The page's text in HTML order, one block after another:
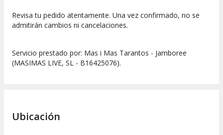
Revisa tu pedido atentamente. Una vez confirmado, no se
admitirán cambios ni cancelaciones.
Servicio prestado por: Mas i Mas Tarantos - Jamboree
(MASIMAS LIVE, SL - B16425076).
Ubicación